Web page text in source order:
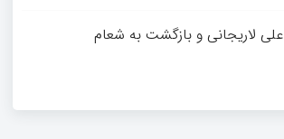
علی لاریجانی و بازگشت به شعام